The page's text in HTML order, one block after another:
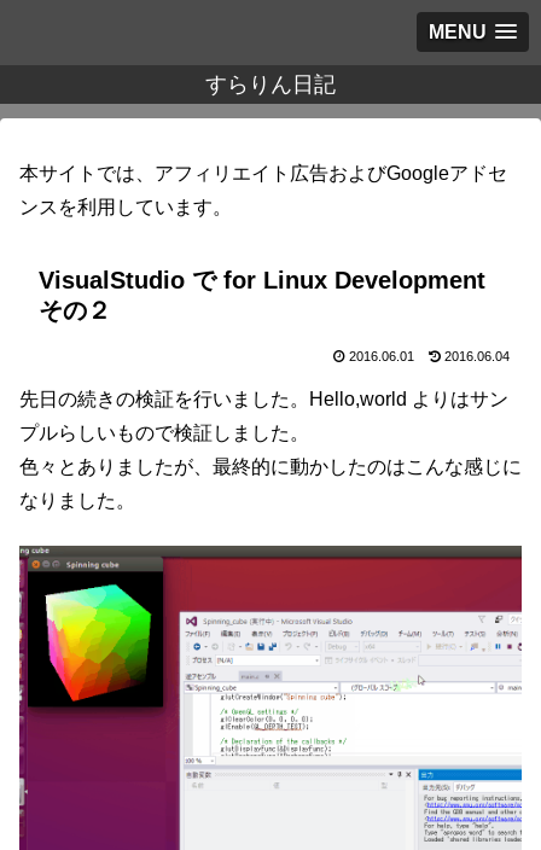
MENU
すらりん日記
本サイトでは、アフィリエイト広告およびGoogleアドセ
ンスを利用しています。
VisualStudio で for Linux Development
その２
2016.06.01 2016.06.04
先日の続きの検証を行いました。Hello,world よりはサン
プルらしいもので検証しました。
色々とありましたが、最終的に動かしたのはこんな感じに
なりました。